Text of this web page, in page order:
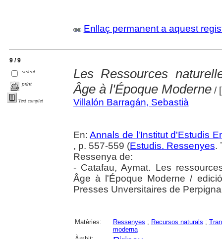
Enllaç permanent a aquest
9 / 9
select
print
Text complet
Les Ressources
Âge à l'Époque Moderne/
Villalón Barragán, Sebastià
En:Annals de l'Institut d'Estudis
, p. 557-559 (Estudis. Ressenyes.
Ressenya de:
- Catafau, Aymat. Les
Âge à l'Époque Moderne /
Presses Unversitaires de
Matèries: Ressenyes ; Recursos naturals ;
moderna